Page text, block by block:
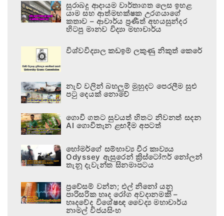
සුරාබදු ආදායම වාර්තාගත ලෙස ඉහළ
යාම සහ ආත්මභක්ෂක උරගයාගේ
කතාව – ආචාර්ය ප්‍රණීත් අභයසුන්දර
හිටපු මානව විද්‍යා මහාචාර්ය
විශ්වවිද්‍යාල කඩඉම් ලකුණු නිකුත් කෙරේ
නැව් වලින් බහලුම් මුහුදට පෙරලීම සුළු
පටු දෙයක් නොවේ
ගොවි ගතට සුවයත් හිතට නිවනත් සදන
AI ගොවිතැන ළඟදීම අපටත්
හෝමර්ගේ සම්භාව්‍ය වීර කාව්‍යය
Odyssey ඇසුරෙන් ක්‍රිස්ටෝෆර් නෝලන්
තැනූ දැවැන්ත සිනමාපටය
ප්‍රවේසම් වන්න; එල් නිනෝ යනු
පාරිසරික හෘද රෝග අවදානමකි –
හෘදවේද විශේෂඥ වෛද්‍ය මහාචාර්ය
නාමල් විජයසිංහ